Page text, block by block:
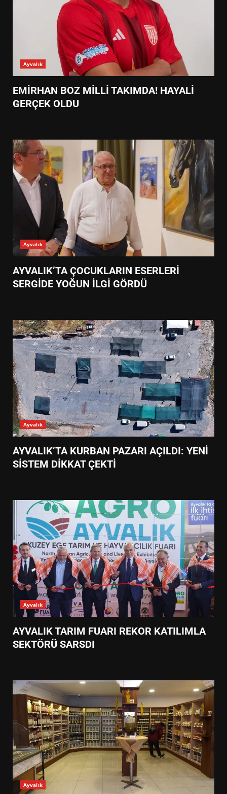
Ayvalık
EMİRHAN BOZ MİLLİ TAKIMDA! HAYALİ
GERÇEK OLDU
Ayvalık
AYVALIK’TA ÇOCUKLARIN ESERLERİ
SERGİDE YOĞUN İLGİ GÖRDÜ
Ayvalık
AYVALIK’TA KURBAN PAZARI AÇILDI: YENİ
SİSTEM DİKKAT ÇEKTİ
Ayvalık
AYVALIK TARIM FUARI REKOR KATILIMLA
SEKTÖRÜ SARSDI
Ayvalık